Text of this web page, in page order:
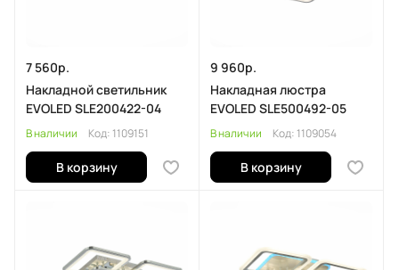
7 560р.
Накладной светильник
EVOLED SLE200422-04
В наличии Код: 1109151
В корзину
9 960р.
Накладная люстра
EVOLED SLE500492-05
В наличии Код: 1109054
В корзину